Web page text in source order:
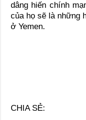
dâng hiến chính
của họ sẽ là những
ở Yemen.
CHIA SẺ: